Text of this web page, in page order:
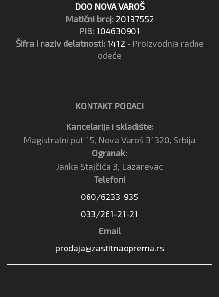
DOO NOVA VAROŠ
Matični broj: 20197552
PIB: 104630901
Šifra i naziv delatnosti: 1412 - Proizvodnja radne
odeće
KONTAKT PODACI
Kancelarija i skladište:
Magistralni put 15, Nova Varoš 31320, Srbija
Ogranak:
Janka Stajčića 3, Lazarevac
Telefoni
060/6233-935
033/261-21-21
Email
prodaja@zastitnaoprema.rs